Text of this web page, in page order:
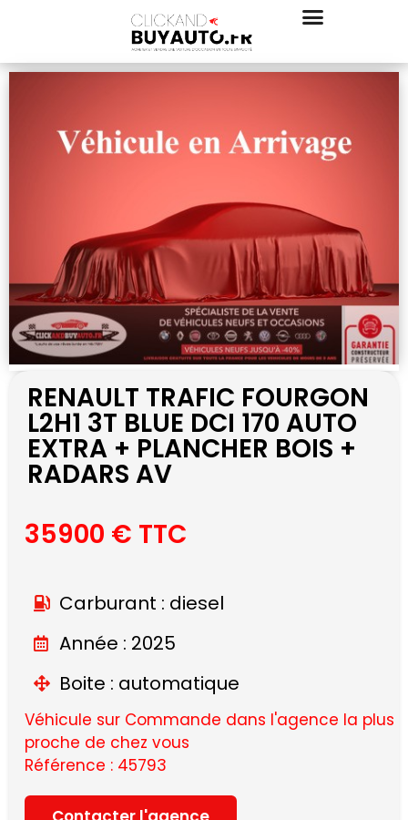
RENAULT TRAFIC FOURGON
L2H1 3T BLUE DCI 170 AUTO
EXTRA + PLANCHER BOIS +
RADARS AV
35900 € TTC
Carburant : diesel
Année : 2025
Boite : automatique
Véhicule sur Commande dans l'agence la plus
proche de chez vous
Référence : 45793